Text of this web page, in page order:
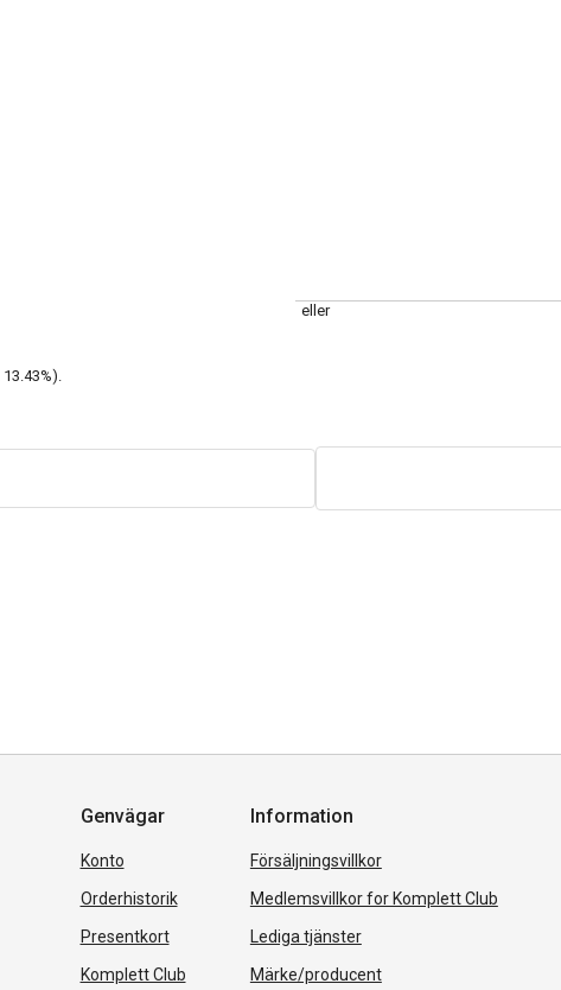
eller
13.43%).
Genvägar
Konto
Orderhistorik
Presentkort
Komplett Club
Information
Försäljningsvillkor
Medlemsvillkor for Komplett Club
Lediga tjänster
Märke/producent